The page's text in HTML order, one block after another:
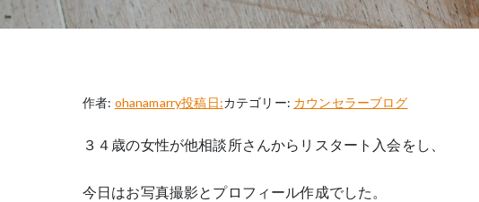
作者: ohanamarry投稿日:カテゴリー: カウンセラーブログ
３４歳の女性が他相談所さんからリスタート入会をし、
今日はお写真撮影とプロフィール作成でした。